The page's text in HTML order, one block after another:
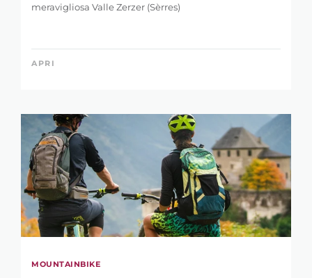
meravigliosa Valle Zerzer (Sèrres)
APRI
MOUNTAINBIKE